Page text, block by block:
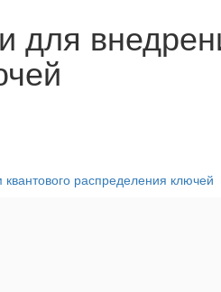
распределения ключей